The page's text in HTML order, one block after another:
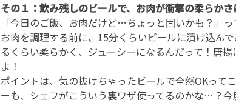
その１：飲み残しのビールで、お肉が衝撃の柔らかさ
「今日のご飯、お肉だけど…ちょっと固いかも？」
お肉を調理する前に、15分くらいビールに漬け込ん
るくらい柔らかく、ジューシーになるんだって！唐
よ！
ポイントは、気の抜けちゃったビールで全然OKって
ーも、シェフがこういう裏ワザ使ってるのかな…？今